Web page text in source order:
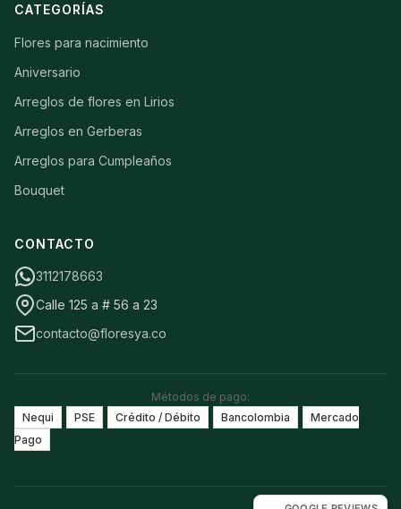
CATEGORÍAS
Flores para nacimiento
Aniversario
Arreglos de flores en Lirios
Arreglos en Gerberas
Arreglos para Cumpleaños
Bouquet
CONTACTO
3112178663
Calle 125 a # 56 a 23
contacto@floresya.co
Métodos de pago:
Nequi
PSE Crédito / Débito Bancolombia
Mercado
Pago